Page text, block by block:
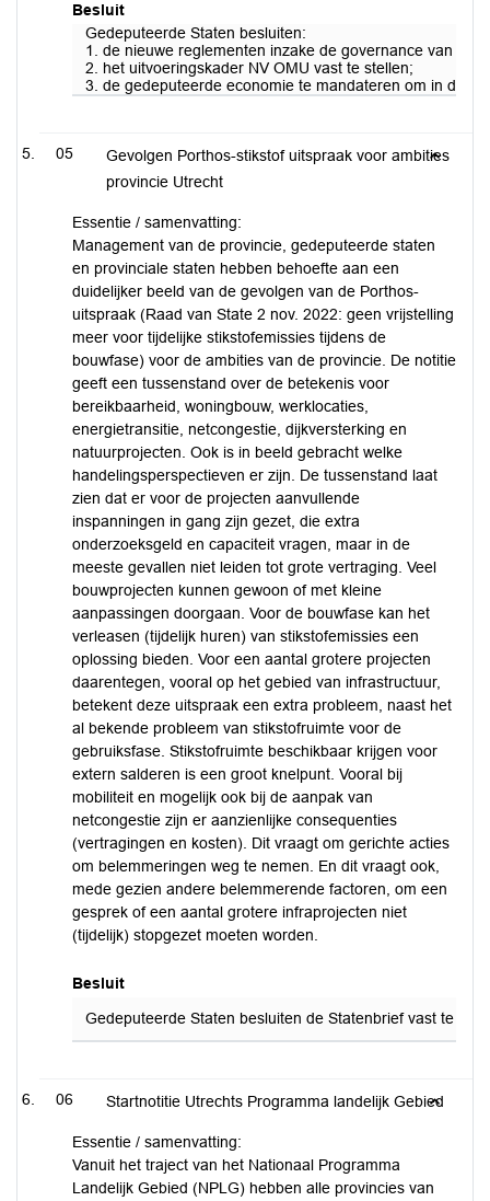
Besluit
Gedeputeerde Staten besluiten:
1. de nieuwe reglementen inzake de governance van de
2. het uitvoeringskader NV OMU vast te stellen;
3. de gedeputeerde economie te mandateren om in de
05
Gevolgen Porthos-stikstof uitspraak voor ambities
provincie Utrecht
Essentie / samenvatting:
Management van de provincie, gedeputeerde staten
en provinciale staten hebben behoefte aan een
duidelijker beeld van de gevolgen van de Porthos-
uitspraak (Raad van State 2 nov. 2022: geen vrijstelling
meer voor tijdelijke stikstofemissies tijdens de
bouwfase) voor de ambities van de provincie. De notitie
geeft een tussenstand over de betekenis voor
bereikbaarheid, woningbouw, werklocaties,
energietransitie, netcongestie, dijkversterking en
natuurprojecten. Ook is in beeld gebracht welke
handelingsperspectieven er zijn. De tussenstand laat
zien dat er voor de projecten aanvullende
inspanningen in gang zijn gezet, die extra
onderzoeksgeld en capaciteit vragen, maar in de
meeste gevallen niet leiden tot grote vertraging. Veel
bouwprojecten kunnen gewoon of met kleine
aanpassingen doorgaan. Voor de bouwfase kan het
verleasen (tijdelijk huren) van stikstofemissies een
oplossing bieden. Voor een aantal grotere projecten
daarentegen, vooral op het gebied van infrastructuur,
betekent deze uitspraak een extra probleem, naast het
al bekende probleem van stikstofruimte voor de
gebruiksfase. Stikstofruimte beschikbaar krijgen voor
extern salderen is een groot knelpunt. Vooral bij
mobiliteit en mogelijk ook bij de aanpak van
netcongestie zijn er aanzienlijke consequenties
(vertragingen en kosten). Dit vraagt om gerichte acties
om belemmeringen weg te nemen. En dit vraagt ook,
mede gezien andere belemmerende factoren, om een
gesprek of een aantal grotere infraprojecten niet
(tijdelijk) stopgezet moeten worden.
Besluit
Gedeputeerde Staten besluiten de Statenbrief vast te
06 Startnotitie Utrechts Programma landelijk Gebied
Essentie / samenvatting:
Vanuit het traject van het Nationaal Programma
Landelijk Gebied (NPLG) hebben alle provincies van